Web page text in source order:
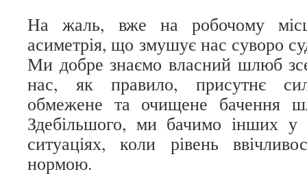
На жаль, вже на робочому
асиметрія, що змушує нас суворо
Ми добре знаємо власний шлюб
нас, як правило, присутнє
обмежене та очищене бачення
Здебільшого, ми бачимо інших у
ситуаціях, коли рівень
нормою.